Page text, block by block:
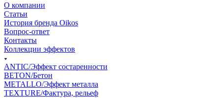
О компании
Статьи
История бренда Oikos
Вопрос-ответ
Контакты
Коллекции эффектов
ANTIC/Эффект состаренности
BETON/Бетон
METALLO/Эффект металла
TEXTURE/Фактура, рельеф